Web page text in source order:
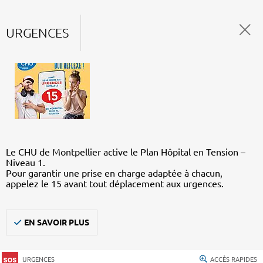
URGENCES
Le CHU de Montpellier active le Plan Hôpital en Tension –
Niveau 1.
Pour garantir une prise en charge adaptée à chacun,
appelez le 15 avant tout déplacement aux urgences.
EN SAVOIR PLUS
URGENCES ACCÈS RAPIDES